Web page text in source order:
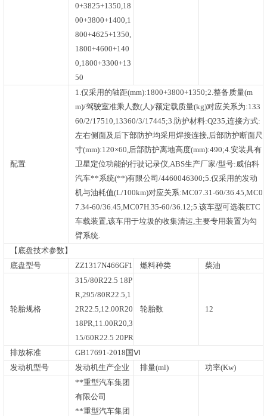
0+3825+1350,18
00+3800+1400,1
800+4625+1350,
1800+4600+140
0,1800+3300+13
50
配置
1.仅采用的轴距(mm):1800+3800+1350;2.整备质量(m
m)/驾驶室准乘人数(人)/额定载质量(kg)对应关系为:133
60/2/17510,13360/3/17445;3.防护材料:Q235,连接方式:
左右侧面及后下部防护均采用焊接连接,后部防护断面尺
寸(mm):120×60,后部防护离地高度(mm):490;4.安装具有
卫星定位功能的行驶记录仪,ABS生产厂家/型号:威伯科
汽车**系统(**)有限公司/4460046300;5.仅采用的发动
机与油耗值(L/100km)对应关系:MC07.31-60/36.45,MC0
7.34-60/36.45,MC07H.35-60/36.12;5.该车型可选装ETC
车载装置,该车用于垃圾的收集清运,主要专用装置为勾
臂系统.
【底盘技术参数】
底盘型号
ZZ1317N466GF1 燃料种类 柴油
轮胎规格
315/80R22.5 18P
R,295/80R22.5,1
2R22.5,12.00R20
18PR,11.00R20,3
15/60R22.5 20PR
轮胎数 12
排放标准
GB17691-2018国Ⅵ
发动机型号
发动机生产企业 排量(ml) 功率(Kw)
**重型汽车集团
有限公司
**重型汽车集团